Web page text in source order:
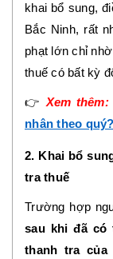
khai bổ sung,
Bắc Ninh, rất
phạt lớn chỉ
thuế có bất kỳ
👉 Xem thêm:
nhân theo
2. Khai bổ
tra thuế
Trường hợp
sau khi đã có
thanh tra